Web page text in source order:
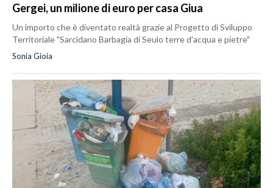
Gergei, un milione di euro per casa Giua
Un importo che è diventato realtà grazie al Progetto di Sviluppo
Territoriale "Sarcidano Barbagia di Seulo terre d'acqua e pietre"
Sonia Gioia